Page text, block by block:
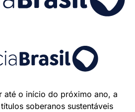
até o início do próximo ano, a
soberanos sustentáveis